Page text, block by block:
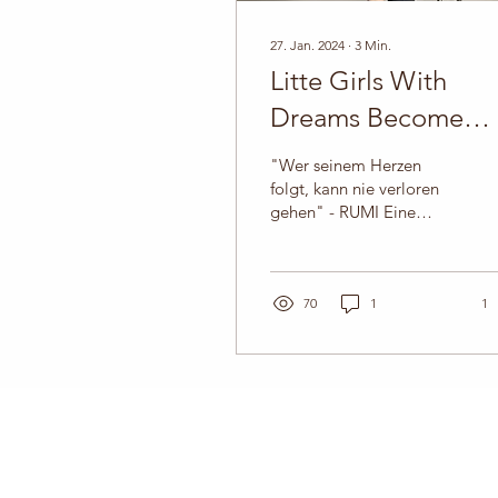
27. Jan. 2024 ∙ 3 Min.
Litte Girls With
Dreams Become
Woman With
"Wer seinem Herzen
folgt, kann nie verloren
gehen" - RUMI Eine
dieser...
70 1 1